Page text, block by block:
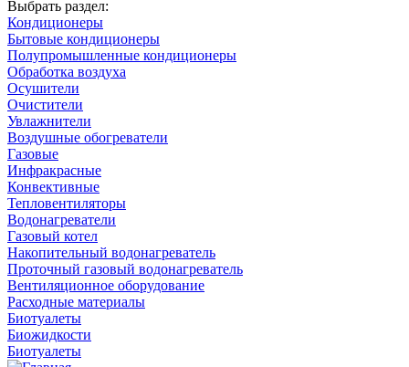
Выбрать раздел:
Кондиционеры
Бытовые кондиционеры
Полупромышленные кондиционеры
Обработка воздуха
Осушители
Очистители
Увлажнители
Воздушные обогреватели
Газовые
Инфракрасные
Конвективные
Тепловентиляторы
Водонагреватели
Газовый котел
Накопительный водонагреватель
Проточный газовый водонагреватель
Вентиляционное оборудование
Расходные материалы
Биотуалеты
Биожидкости
Биотуалеты